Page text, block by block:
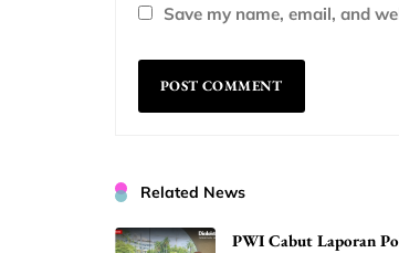
Save my name, email, and
Related News
PWI Cabut Laporan